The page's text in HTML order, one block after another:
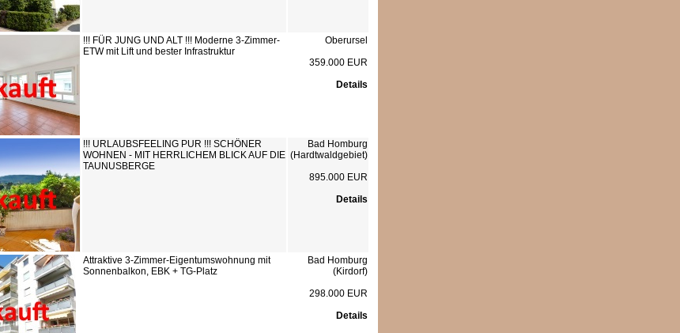
!!! FÜR JUNG UND ALT !!! Moderne 3-Zimmer-
ETW mit Lift und bester Infrastruktur
Oberursel
359.000 EUR
Details
!!! URLAUBSFEELING PUR !!! SCHÖNER
WOHNEN - MIT HERRLICHEM BLICK AUF DIE
TAUNUSBERGE
Bad Homburg
(Hardtwaldgebiet)
895.000 EUR
Details
Attraktive 3-Zimmer-Eigentumswohnung mit
Sonnenbalkon, EBK + TG-Platz
Bad Homburg
(Kirdorf)
298.000 EUR
Details